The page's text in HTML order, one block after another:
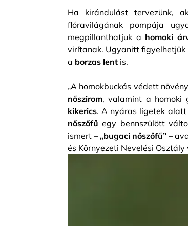
Ha kirándulást tervezünk,
flóravilágának pompája
megpillanthatjuk a homoki
virítanak. Ugyanitt figyelhetjük
a borzas lent is.
„A homokbuckás védett
nőszirom, valamint a homoki
kikerics. A nyáras ligetek
nőszőfű egy bennszülött
ismert – „bugaci nőszőfű” –
és Környezeti Nevelési Osztály